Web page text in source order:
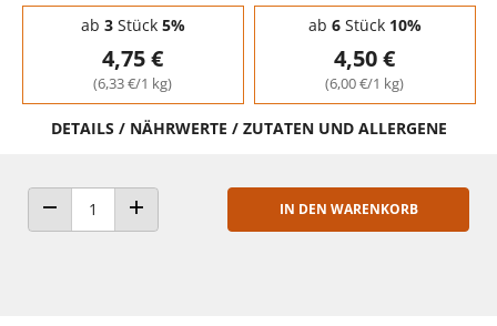
Staffelpreise - Mengenrabatt
ab 3Stück 5%
4,75 €
(6,33 €/1 kg)
ab 6Stück 10%
4,50 €
(6,00 €/1 kg)
DETAILS / NÄHRWERTE / ZUTATEN UND ALLERGENE
ANZAHL VERRINGERNANZAHL ERHÖHEN
IN DEN WARENKORB